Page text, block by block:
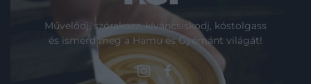
Művelődj, szórakozz, kíváncsiskodj, kóstolgass
és ismerd meg a Hamu és Gyémánt világát!